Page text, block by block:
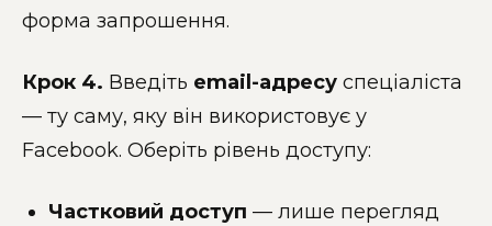
форма запрошення.
Крок 4. Введіть email-адресу спеціаліста
— ту саму, яку він використовує у
Facebook. Оберіть рівень доступу:
Частковий доступ — лише перегляд